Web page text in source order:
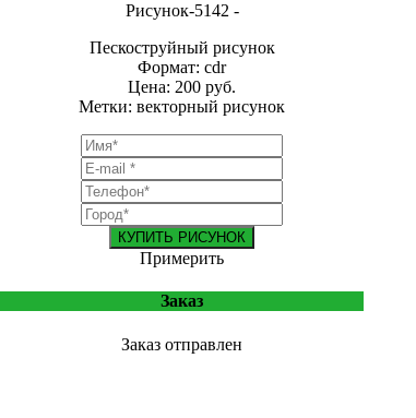
Рисунок-5142 -
Пескоструйный рисунок
Формат: cdr
Цена: 200 руб.
Метки: векторный рисунок
КУПИТЬ РИСУНОК
Примерить
Заказ
Заказ отправлен